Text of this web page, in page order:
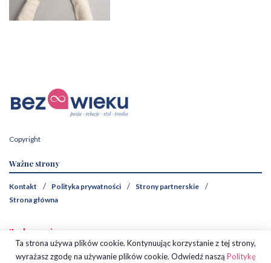
Copyright
Ważne strony
Kontakt Polityka prywatności
Strony partnerskie
Strona główna
Zaobserwuj nas
Ta strona używa plików cookie. Kontynuując korzystanie z tej strony,
wyrażasz zgodę na używanie plików cookie. Odwiedź naszą Politykę